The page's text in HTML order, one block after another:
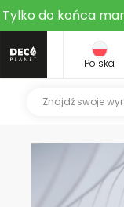
Tylko do końca
Polska